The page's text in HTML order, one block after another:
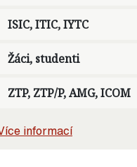
ISIC, ITIC, IYTC
Žáci, studenti
ZTP, ZTP/P, AMG, ICOM
informací